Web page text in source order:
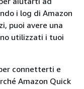
i log di Amazon
puoi avere una
utilizzati i tuoi
connetterti e
Amazon Quick